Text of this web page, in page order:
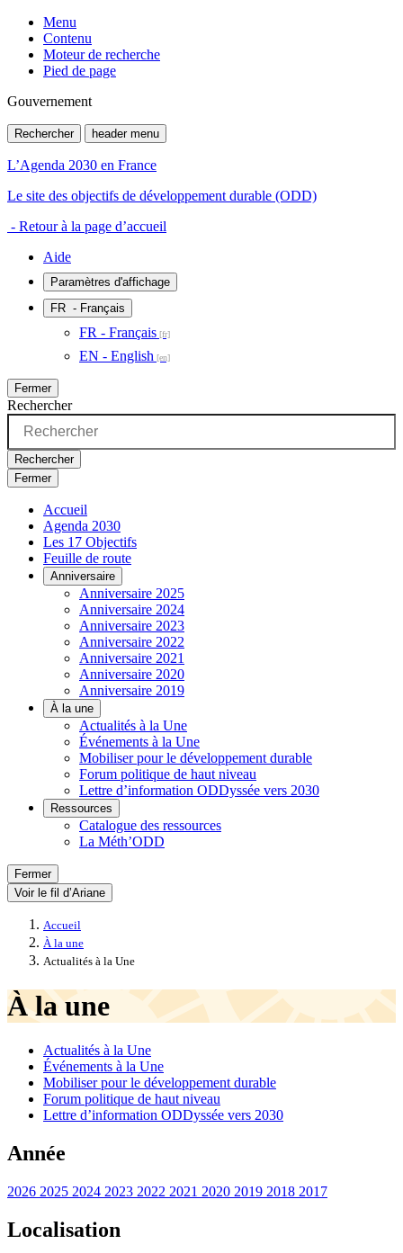
Menu
Contenu
Moteur de recherche
Pied de page
Gouvernement
Rechercher header menu
L’Agenda 2030 en France
Le site des objectifs de développement durable (ODD)
- Retour à la page d’accueil
Aide
Paramètres d'affichage
FR - Français
FR - Français
EN - English
Fermer
Rechercher
Rechercher
Fermer
Accueil
Agenda 2030
Les 17 Objectifs
Feuille de route
Anniversaire
Anniversaire 2025
Anniversaire 2024
Anniversaire 2023
Anniversaire 2022
Anniversaire 2021
Anniversaire 2020
Anniversaire 2019
À la une
Actualités à la Une
Événements à la Une
Mobiliser pour le développement durable
Forum politique de haut niveau
Lettre d’information ODDyssée vers 2030
Ressources
Catalogue des ressources
La Méth’ODD
Fermer
Voir le fil d’Ariane
Accueil
À la une
Actualités à la Une
À la une
Actualités à la Une
Événements à la Une
Mobiliser pour le développement durable
Forum politique de haut niveau
Lettre d’information ODDyssée vers 2030
Année
2026 2025 2024 2023 2022 2021 2020 2019 2018 2017
Localisation